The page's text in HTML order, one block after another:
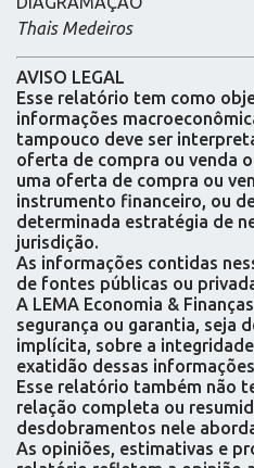
Thais Medeiros
AVISO LEGAL
Esse relatório tem como
informações
tampouco deve ser
oferta de compra ou venda
uma oferta de compra ou
instrumento financeiro, ou
determinada estratégia de
jurisdição.
As informações contidas
de fontes públicas ou
A LEMA Economia &
segurança ou garantia, seja
implícita, sobre a
exatidão dessas
Esse relatório também não
relação completa ou
desdobramentos nele
As opiniões, estimativas e